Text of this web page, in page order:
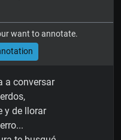
want to annotate.
a conversar
y de llorar